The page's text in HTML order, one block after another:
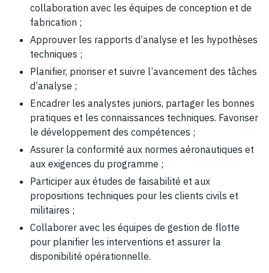
collaboration avec les équipes de conception et de
fabrication ;
Approuver les rapports d’analyse et les hypothèses
techniques ;
Planifier, prioriser et suivre l’avancement des tâches
d’analyse ;
Encadrer les analystes juniors, partager les bonnes
pratiques et les connaissances techniques. Favoriser
le développement des compétences ;
Assurer la conformité aux normes aéronautiques et
aux exigences du programme ;
Participer aux études de faisabilité et aux
propositions techniques pour les clients civils et
militaires ;
Collaborer avec les équipes de gestion de flotte
pour planifier les interventions et assurer la
disponibilité opérationnelle.